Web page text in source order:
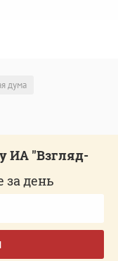
дума
ИА "Взгляд-
за день